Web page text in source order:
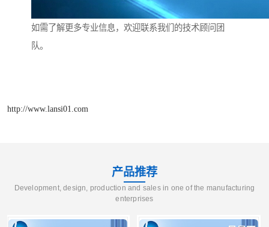
如需了解更多专业信息，欢迎联系我们的技术顾问团
队。
http://www.lansi01.com
产品推荐
Development, design, production and sales in one of the manufacturing
enterprises